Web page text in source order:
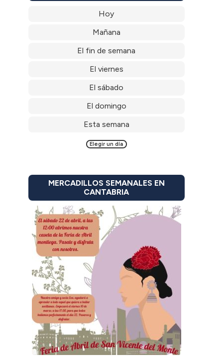
Hoy
Mañana
El fin de semana
El viernes
El sábado
El domingo
Esta semana
Elegir un día
MERCADILLOS SEMANALES EN
CANTABRIA